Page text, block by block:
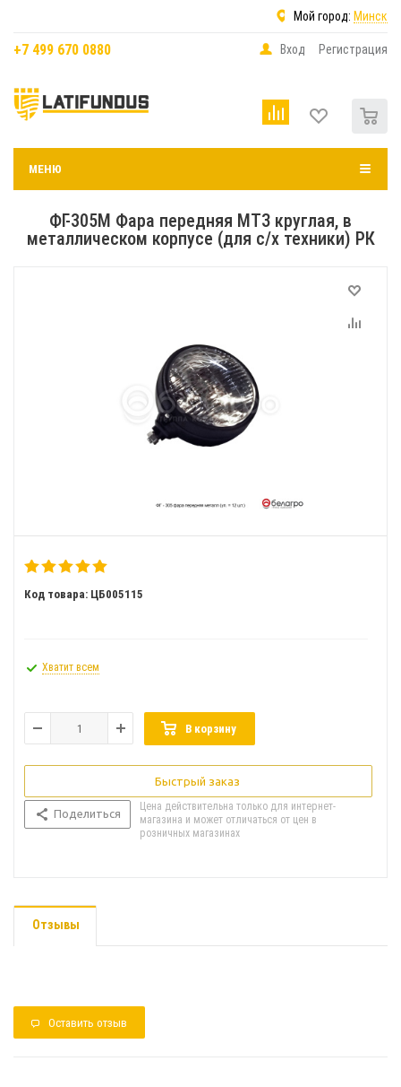
Мой город: Минск
+7 499 670 0880 Вход Регистрация
МЕНЮ
ФГ-305М Фара передняя МТЗ круглая, в
металлическом корпусе (для с/х техники) РК
Код товара: ЦБ005115
Хватит всем
В корзину
Быстрый заказ
Поделиться
Цена действительна только для интернет-
магазина и может отличаться от цен в
розничных магазинах
Отзывы
Оставить отзыв